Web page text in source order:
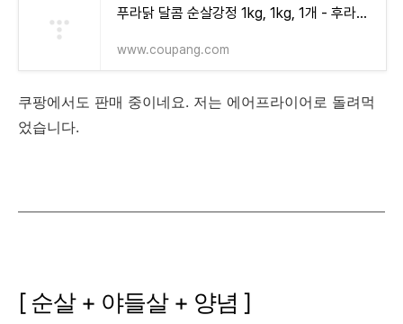
푸라닭 달콤 순살강정 1kg, 1kg, 1개 - 후라이드치킨/너겟 | 쿠팡
www.coupang.com
쿠팡에서도 판매 중이네요. 저는 에어프라이어로 돌려먹
었습니다.
[ 순살 + 야들살 + 양념 ]